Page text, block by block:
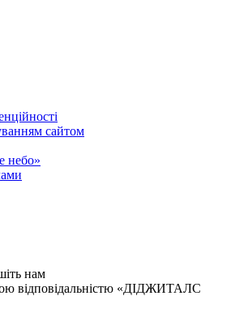
сайтом
небо»
нам
відповідальністю «ДІДЖИТАЛС